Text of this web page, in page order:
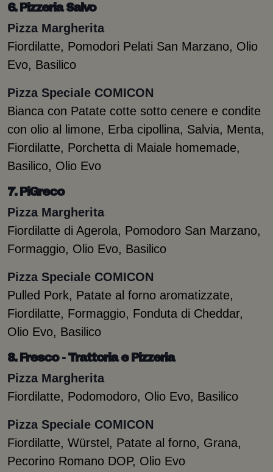
6. Pizzeria Salvo
Pizza Margherita
Fiordilatte, Pomodori Pelati San Marzano, Olio
Evo, Basilico
Pizza Speciale COMICON
Bianca con Patate cotte sotto cenere e condite
con olio al limone, Erba cipollina, Salvia, Menta,
Fiordilatte, Porchetta di Maiale homemade,
Basilico, Olio Evo
7. PiGreco
Pizza Margherita
Fiordilatte di Agerola, Pomodoro San Marzano,
Formaggio, Olio Evo, Basilico
Pizza Speciale COMICON
Pulled Pork, Patate al forno aromatizzate,
Fiordilatte, Formaggio, Fonduta di Cheddar,
Olio Evo, Basilico
8. Fresco - Trattoria e Pizzeria
Pizza Margherita
Fiordilatte, Podomodoro, Olio Evo, Basilico
Pizza Speciale COMICON
Fiordilatte, Würstel, Patate al forno, Grana,
Pecorino Romano DOP, Olio Evo